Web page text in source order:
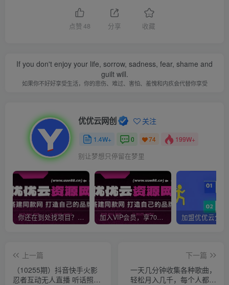
点赞48 分享 收藏
If you don't enjoy your life, sorrow, sadness, fear, shame and
guilt will.
如果你不好好享受生活，你的悲伤、难过、害怕、羞愧和内疚会代替你享受
优优云网创 关注
1.4W+ 0 74 199W+
别让梦想只停留在梦里
你还在到处找项目？还在当韭菜？我靠网创资源站一个月收入5万+，曾经我也是个失败者。 加入VIP会员，享70%的推广提成，免费学习多种网上创业课程，菜鸟秒变大神！
上一篇
（10255期）抖音快手火影
忍者互动无人直播 听话照做
下一篇
一天几分钟收集各种歌曲，
轻松月入几千，每个人都可